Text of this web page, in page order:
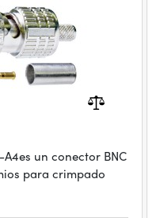
A4es un conector BNC
para crimpado